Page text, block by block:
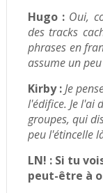
Hugo : Oui,
des tracks
phrases en
assume un
Kirby :Je
l'édifice. Je l'ai
groupes, qui
peu l'étincelle
LN! : Si tu
peut-être à